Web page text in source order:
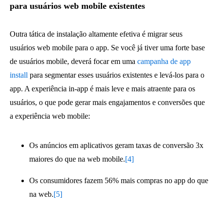
para usuários web mobile existentes
Outra tática de instalação altamente efetiva é migrar seus
usuários web mobile para o app. Se você já tiver uma forte base
de usuários mobile, deverá focar em uma campanha de app
install para segmentar esses usuários existentes e levá-los para o
app. A experiência in-app é mais leve e mais atraente para os
usuários, o que pode gerar mais engajamentos e conversões que
a experiência web mobile:
Os anúncios em aplicativos geram taxas de conversão 3x
maiores do que na web mobile.[4]
Os consumidores fazem 56% mais compras no app do que
na web.[5]